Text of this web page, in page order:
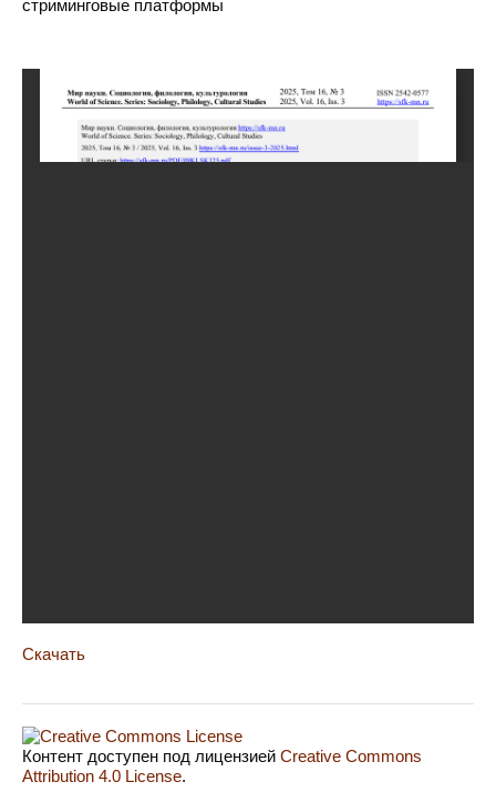
стриминговые платформы
Скачать
Контент доступен под лицензией Creative Commons
Attribution 4.0 License.